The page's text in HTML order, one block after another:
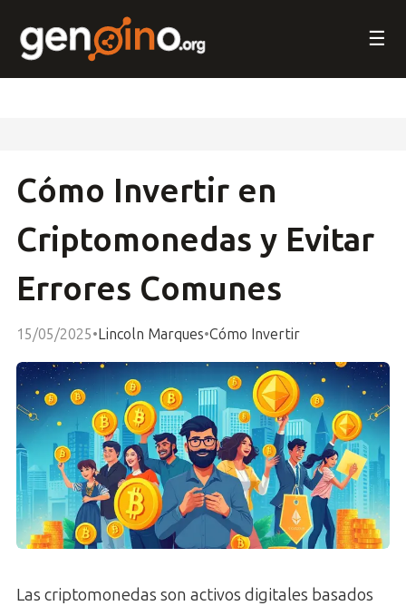
☰
Cómo Invertir en
Criptomonedas y Evitar
Errores Comunes
15/05/2025•Lincoln Marques•Cómo Invertir
Las criptomonedas son activos digitales basados